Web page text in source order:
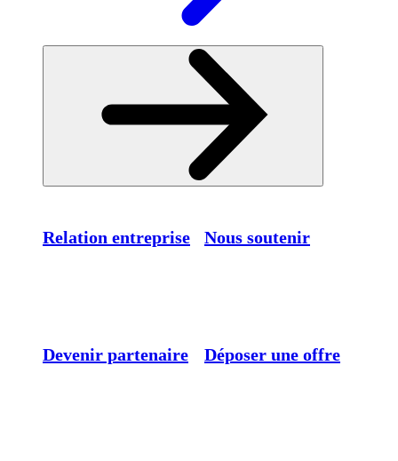
Relation entreprise Nous soutenir
Devenir partenaire Déposer une offre